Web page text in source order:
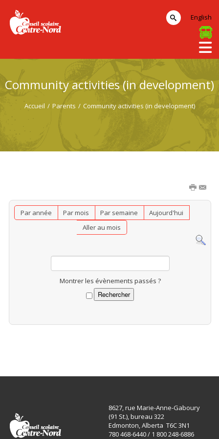
Community activities (in development)
Accueil / Parents / Community activities (in development)
Par année Par mois Par semaine
Aujourd'hui
Aller au mois
Montrer les évènements passés ?
English
8627, rue Marie-Anne-Gaboury
(91 St.), bureau 322
Edmonton, Alberta T6C 3N1
780 468-6440 / 1 800 248-6886